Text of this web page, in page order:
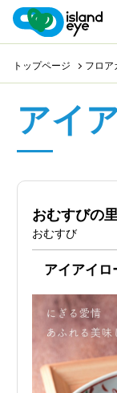
トップページ フロア
アイ
おむすびの里
おむすび
アイアイロ